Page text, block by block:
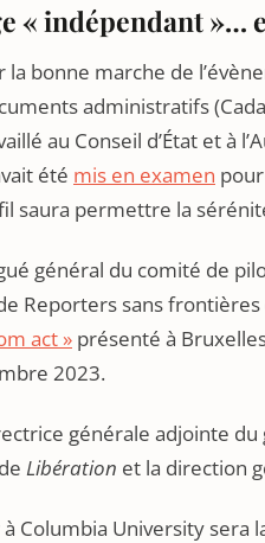
« indépendant »…
la bonne marche de
administratifs
au Conseil d’État et à
été mis en examen
saura permettre la
général du comité de
Reporters sans frontières
act » présenté à
2023.
générale adjointe du
Libération et la direction
Columbia University